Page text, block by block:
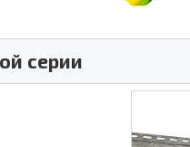
серии